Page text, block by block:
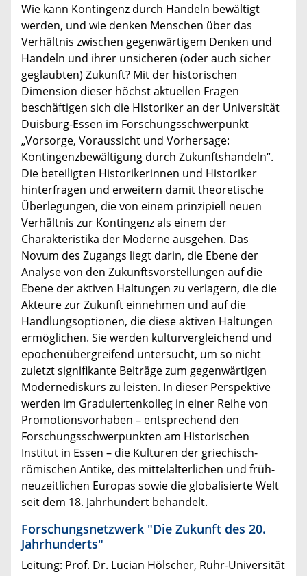
Wie kann Kontingenz durch Handeln bewältigt
werden, und wie denken Menschen über das
Verhältnis zwischen gegenwärtigem Denken und
Handeln und ihrer unsicheren (oder auch sicher
geglaubten) Zukunft? Mit der historischen
Dimension dieser höchst aktuellen Fragen
beschäftigen sich die Historiker an der Universität
Duisburg-Essen im Forschungsschwerpunkt
„Vorsorge, Voraussicht und Vorhersage:
Kontingenzbewältigung durch Zukunftshandeln“.
Die beteiligten Historikerinnen und Historiker
hinter­fragen und erweitern damit theoretische
Überlegungen, die von einem prinzipiell neuen
Verhältnis zur Kontingenz als einem der
Charakteristika der Moderne ausgehen. Das
Novum des Zugangs liegt darin, die Ebene der
Analyse von den Zukunftsvorstellungen auf die
Ebene der aktiven Haltungen zu verlagern, die die
Akteure zur Zukunft einnehmen und auf die
Handlungsoptionen, die diese aktiven Haltungen
ermöglichen. Sie werden kulturvergleichend und
epochenübergreifend untersucht, um so nicht
zuletzt signifikante Beiträge zum gegenwärtigen
Modernediskurs zu leisten. In dieser Perspektive
werden im Graduiertenkolleg in einer Reihe von
Promotionsvorhaben – entsprechend den
Forschungsschwerpunkten am Historischen
Institut in Essen – die Kulturen der griechisch-
römischen Antike, des mittelalterlichen und früh­
neu­zeitlichen Europas sowie die globalisierte Welt
seit dem 18. Jahrhundert behandelt.
Forschungsnetzwerk "Die Zukunft des 20.
Jahrhunderts"
Leitung: Prof. Dr. Lucian Hölscher, Ruhr-Universität